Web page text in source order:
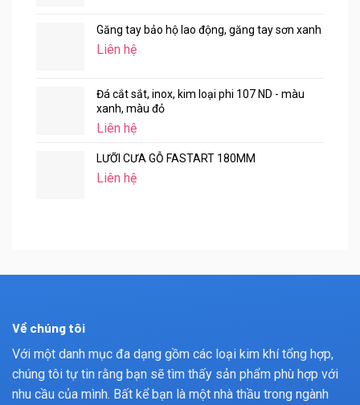
Găng tay bảo hộ lao động, găng tay sơn xanh
Liên hệ
Đá cắt sắt, inox, kim loại phi 107 ND - màu
xanh, màu đỏ
Liên hệ
LƯỠI CƯA GỖ FASTART 180MM
Liên hệ
Về chúng tôi
Với một danh mục đa dạng gồm các loại kim khí tổng hợp,
chúng tôi tự tin rằng bạn sẽ tìm thấy sản phẩm phù hợp với
nhu cầu của mình. Bất kể bạn là một nhà thầu trong ngành